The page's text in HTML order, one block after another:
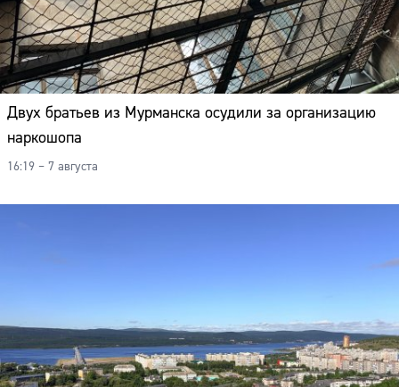
Двух братьев из Мурманска осудили за организацию
наркошопа
16:19 – 7 августа
Сайт: